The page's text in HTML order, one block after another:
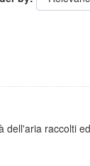
dell'aria raccolti